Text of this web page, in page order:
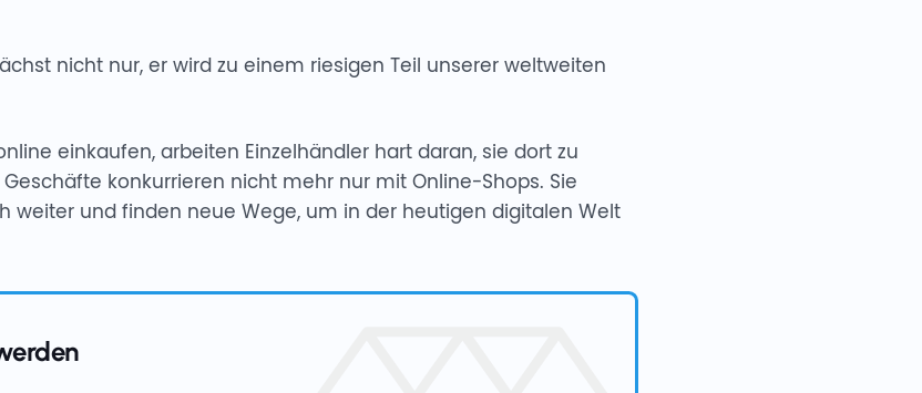
nicht nur, er wird zu einem riesigen Teil unserer weltweiten
einkaufen, arbeiten Einzelhändler hart daran, sie dort zu
konkurrieren nicht mehr nur mit Online-Shops. Sie
weiter und finden neue Wege, um in der heutigen digitalen Welt